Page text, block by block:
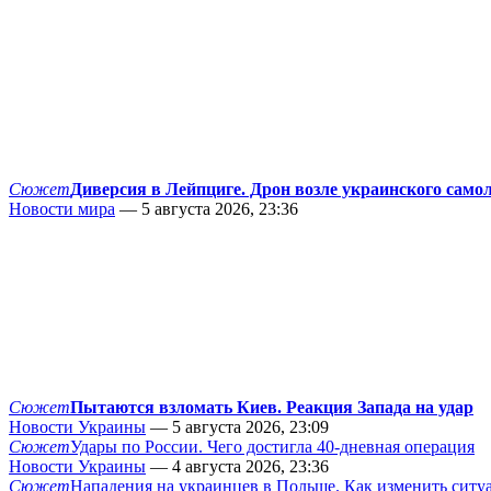
СюжетДиверсия в Лейпциге. Дрон возле украинского
Новости мира — 5 августа 2026, 23:36
СюжетПытаются взломать Киев. Реакция Запада на удар
Новости Украины — 5 августа 2026, 23:09
СюжетУдары по России. Чего достигла 40-дневная операция
Новости Украины — 4 августа 2026, 23:36
СюжетНападения на украинцев в Польше. Как изменить